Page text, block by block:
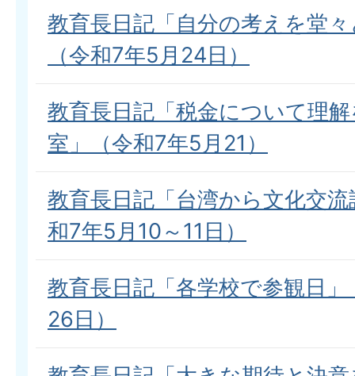
教育長日記「自分の考えを堂
（令和7年5月24日）
教育長日記「税金について理
室」（令和7年5月21）
教育長日記「台湾から文化交
和7年5月10～11日）
教育長日記「各学校で参観日
26日）